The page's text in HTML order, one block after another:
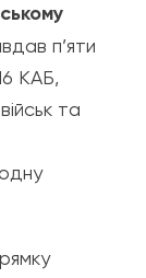
п’яти
КАБ,
та